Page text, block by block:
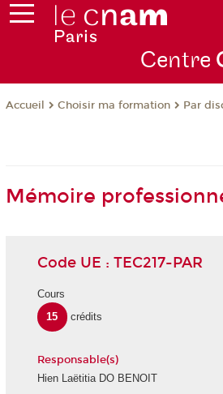
Centre
Accueil Choisir ma formation Par
Mémoire
Code UE : TEC217-PAR
Cours
15
crédits
Responsable(s)
Hien Laëtitia DO BENOIT